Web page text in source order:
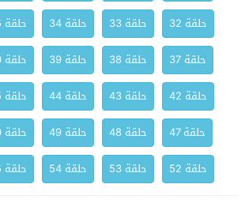
حلقة 32
حلقة 33 حلقة 34 حلقة 35
حلقة 37
حلقة 38 حلقة 39 حلقة 40
حلقة 42
حلقة 43 حلقة 44 حلقة 45
حلقة 47
حلقة 48 حلقة 49 حلقة 50
حلقة 52
حلقة 53 حلقة 54 حلقة 55